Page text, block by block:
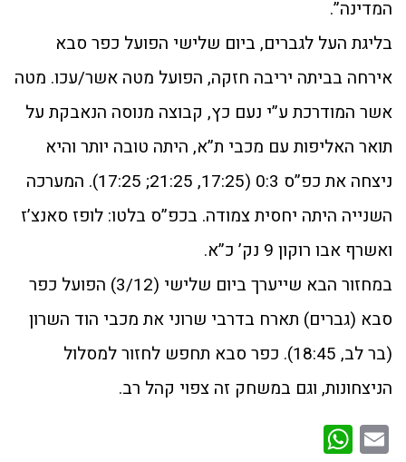
המדינה”.
בליגת העל לגברים, ביום שלישי הפועל כפר סבא
אירחה בביתה יריבה חזקה, הפועל מטה אשר/עכו. מטה
אשר המודרכת ע”י נעם כץ, קבוצה מנוסה הנאבקת על
תואר האליפות עם מכבי ת”א, היתה טובה יותר והיא
ניצחה את כפ”ס 0:3 (17:25, 21:25; 17:25). המערכה
השנייה היתה יחסית צמודה. בכפ”ס בלטו: לופז סאנצ’ז
ואשרף אבו רוקון 9 נק’ כ”א.
במחזור הבא שייערך ביום שלישי (3/12) הפועל כפר
סבא (גברים) תארח בדרבי שרוני את מכבי הוד השרון
(בר לב, 18:45). כפר סבא תחפש לחזור למסלול
הניצחונות, וגם במשחק זה צפוי קהל רב.
Email